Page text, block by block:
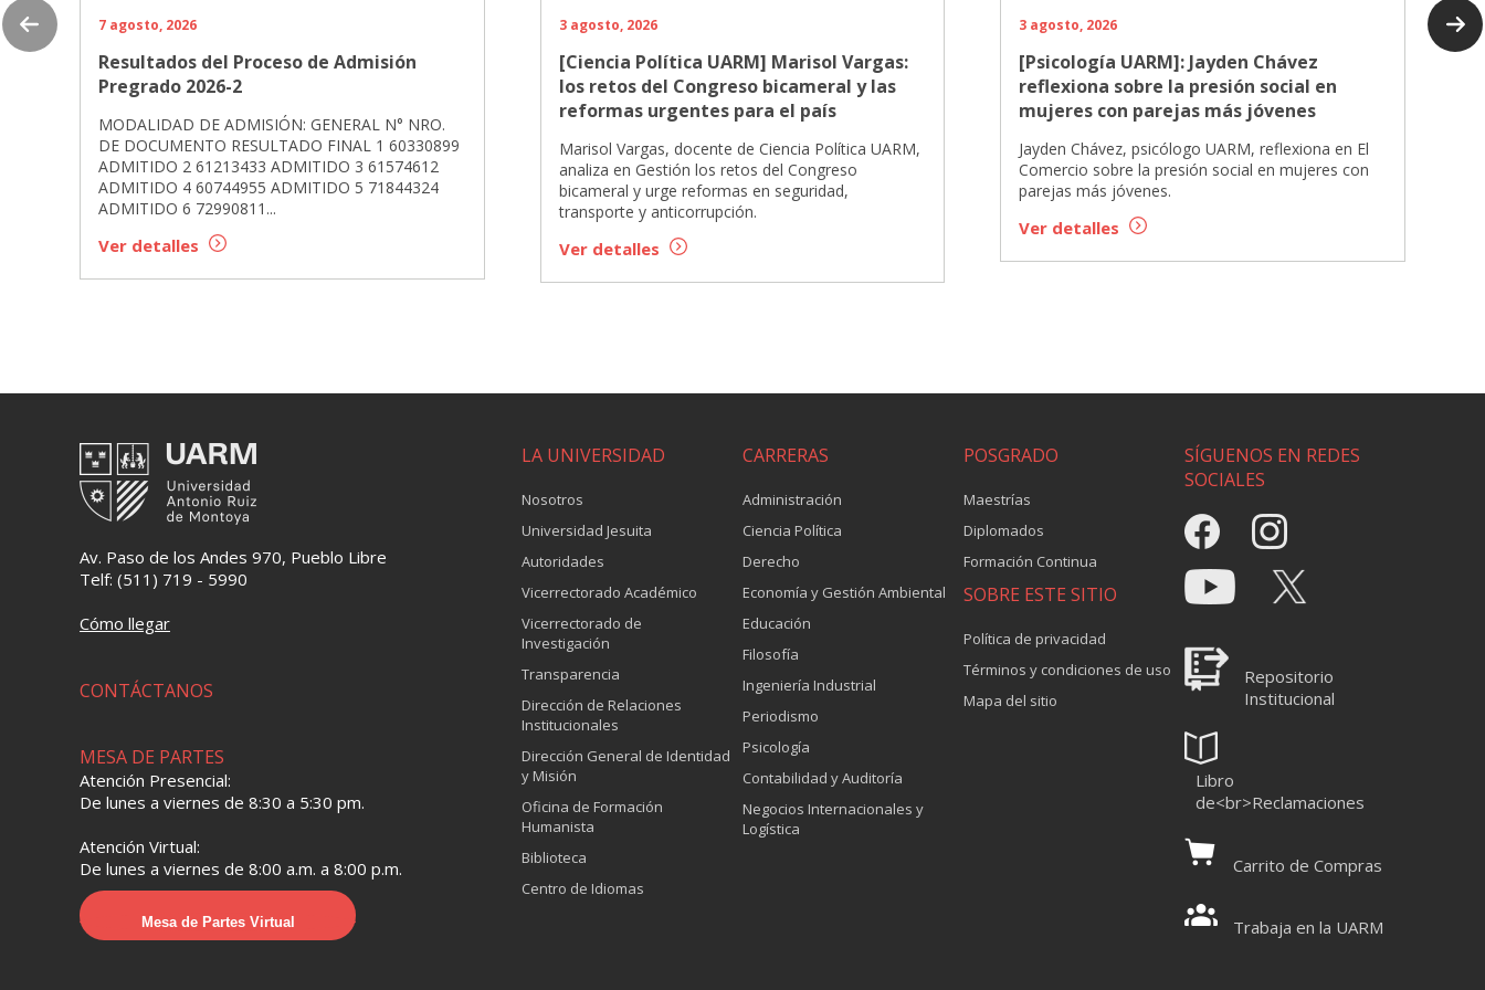
7 agosto, 2026
Resultados del Proceso de Admisión
Pregrado 2026-2
MODALIDAD DE ADMISIÓN: GENERAL N° NRO.
DE DOCUMENTO RESULTADO FINAL 1 60330899
ADMITIDO 2 61213433 ADMITIDO 3 61574612
ADMITIDO 4 60744955 ADMITIDO 5 71844324
ADMITIDO 6 72990811...
Ver detalles
3 agosto, 2026
[Ciencia Política UARM] Marisol Vargas:
los retos del Congreso bicameral y las
reformas urgentes para el país
Marisol Vargas, docente de Ciencia Política UARM,
analiza en Gestión los retos del Congreso
bicameral y urge reformas en seguridad,
transporte y anticorrupción.
Ver detalles
3 agosto, 2026
[Psicología UARM]: Jayden Chávez
reflexiona sobre la presión social en
mujeres con parejas más jóvenes
Jayden Chávez, psicólogo UARM, reflexiona en El
Comercio sobre la presión social en mujeres con
parejas más jóvenes.
Ver detalles
Av. Paso de los Andes 970, Pueblo Libre
Telf: (511) 719 - 5990
Cómo llegar
CONTÁCTANOS
MESA DE PARTES
Atención Presencial:
De lunes a viernes de 8:30 a 5:30 pm.
Atención Virtual:
De lunes a viernes de 8:00 a.m. a 8:00 p.m.
Mesa de Partes Virtual
LA UNIVERSIDAD
Nosotros
Universidad Jesuita
Autoridades
Vicerrectorado Académico
Vicerrectorado de
Investigación
Transparencia
Dirección de Relaciones
Institucionales
Dirección General de Identidad
y Misión
Oficina de Formación
Humanista
Biblioteca
Centro de Idiomas
CARRERAS
Administración
Ciencia Política
Derecho
Economía y Gestión Ambiental
Educación
Filosofía
Ingeniería Industrial
Periodismo
Psicología
Contabilidad y Auditoría
Negocios Internacionales y
Logística
POSGRADO
Maestrías
Diplomados
Formación Continua
SOBRE ESTE SITIO
Política de privacidad
Términos y condiciones de uso
Mapa del sitio
SÍGUENOS EN REDES
SOCIALES
Repositorio
Institucional
Libro
de<br>Reclamaciones
Carrito de Compras
Trabaja en la UARM